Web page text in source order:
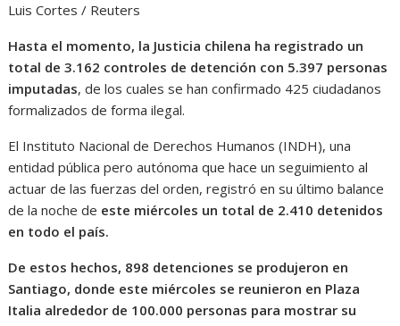
Luis Cortes / Reuters
Hasta el momento, la Justicia chilena ha registrado un
total de 3.162 controles de detención con 5.397 personas
imputadas, de los cuales se han confirmado 425 ciudadanos
formalizados de forma ilegal.
El Instituto Nacional de Derechos Humanos (INDH), una
entidad pública pero autónoma que hace un seguimiento al
actuar de las fuerzas del orden, registró en su último balance
de la noche de este miércoles un total de 2.410 detenidos
en todo el país.
De estos hechos, 898 detenciones se produjeron en
Santiago, donde este miércoles se reunieron en Plaza
Italia alrededor de 100.000 personas para mostrar su